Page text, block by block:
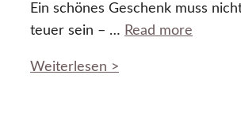
Ein schönes Geschenk muss
teuer sein – … Read more
Weiterlesen >